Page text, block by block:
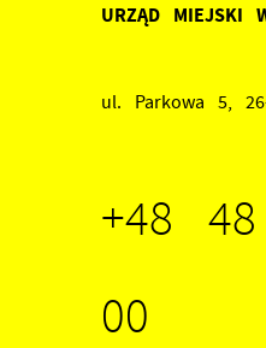
URZĄD MIEJSKI
ul. Parkowa 5,
+48
00